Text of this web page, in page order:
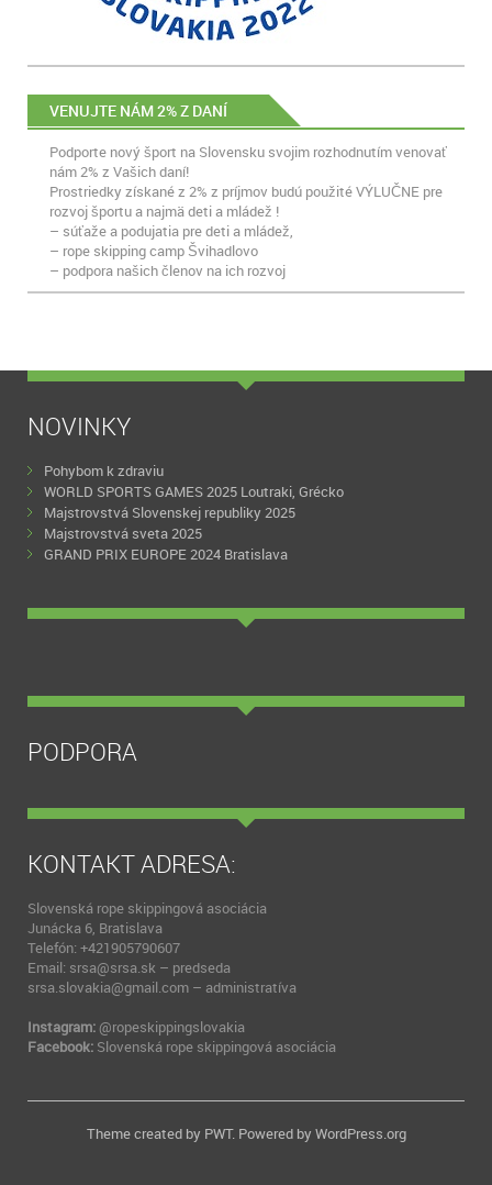
VENUJTE NÁM 2% Z DANÍ
Podporte nový šport na Slovensku svojim rozhodnutím venovať
nám 2% z Vašich daní!
Prostriedky získané z 2% z príjmov budú použité VÝLUČNE pre
rozvoj športu a najmä deti a mládež !
– súťaže a podujatia pre deti a mládež,
– rope skipping camp Švihadlovo
– podpora našich členov na ich rozvoj
NOVINKY
Pohybom k zdraviu
WORLD SPORTS GAMES 2025 Loutraki, Grécko
Majstrovstvá Slovenskej republiky 2025
Majstrovstvá sveta 2025
GRAND PRIX EUROPE 2024 Bratislava
PODPORA
KONTAKT ADRESA:
Slovenská rope skippingová asociácia
Junácka 6, Bratislava
Telefón: +421905790607
Email: srsa@srsa.sk – predseda
srsa.slovakia@gmail.com – administratíva
Instagram: @ropeskippingslovakia
Facebook: Slovenská rope skippingová asociácia
Theme created by PWT. Powered by WordPress.org